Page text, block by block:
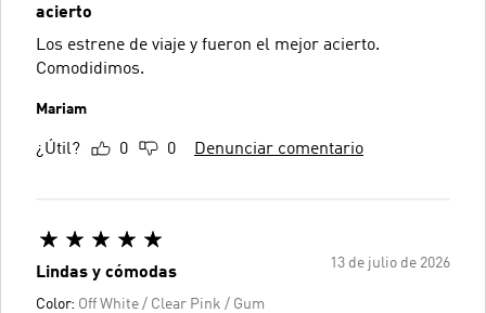
acierto
Los estrene de viaje y fueron el mejor acierto.
Comodidimos.
Mariam
¿Útil? 0 0 Denunciar comentario
13 de julio de 2026
Lindas y cómodas
Color: Off White / Clear Pink / Gum